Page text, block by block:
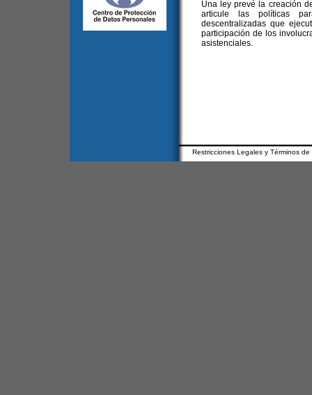
Una ley prevé la creación
articule las políticas
descentralizadas que
participación de los
asistenciales.
Restricciones Legales y Términos de